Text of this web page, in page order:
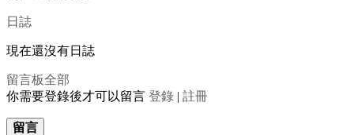
日誌
現在還沒有日誌
留言板全部
你需要登錄後才可以留言 登錄 | 註冊
留言